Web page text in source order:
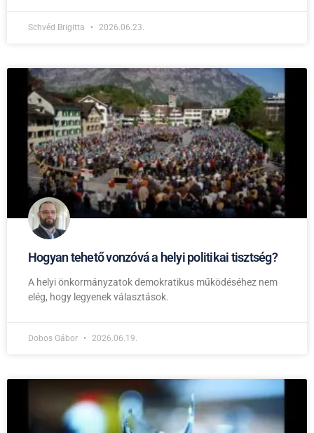
Schvéd Brigitta 2026.06.23.
Hogyan tehető vonzóvá a helyi politikai tisztség?
A helyi önkormányzatok demokratikus működéséhez nem
elég, hogy legyenek választások.
Dobos Gábor 2026.06.19.